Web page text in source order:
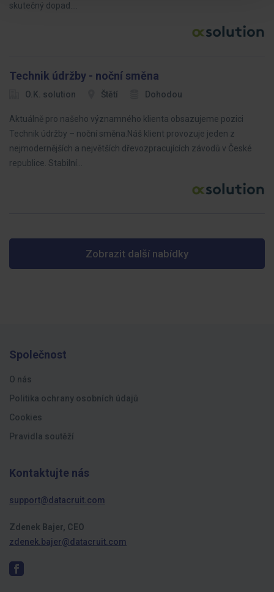
skutečný dopad.…
Technik údržby - noční směna
O.K. solution Štětí Dohodou
Aktuálně pro našeho významného klienta obsazujeme pozici
Technik údržby – noční směna.Náš klient provozuje jeden z
nejmodernějších a největších dřevozpracujících závodů v České
republice. Stabilní…
Zobrazit další nabídky
Společnost
O nás
Politika ochrany osobních údajů
Cookies
Pravidla soutěží
Kontaktujte nás
support@datacruit.com
Zdenek Bajer, CEO
zdenek.bajer@datacruit.com